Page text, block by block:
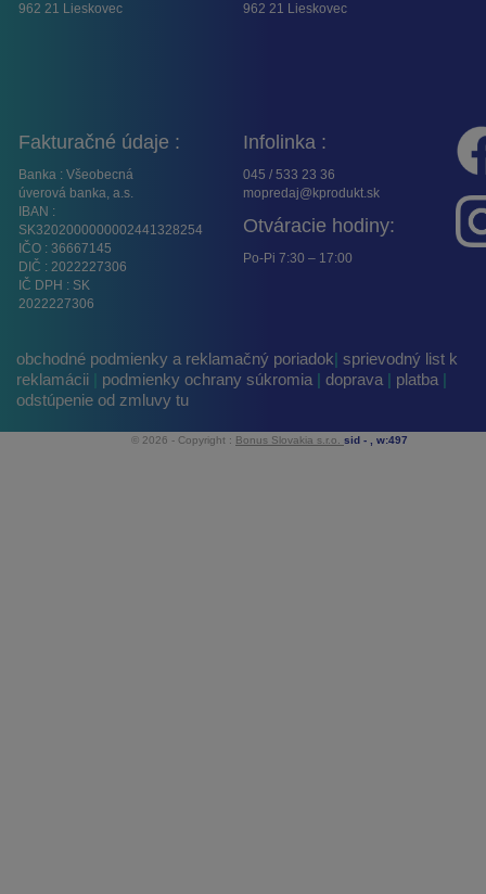
962 21 Lieskovec
962 21 Lieskovec
Fakturačné údaje :
Banka : Všeobecná
úverová banka, a.s.
IBAN :
SK3202000000002441328254
IČO : 36667145
DIČ : 2022227306
IČ DPH : SK
2022227306
Infolinka :
045 / 533 23 36
mopredaj@kprodukt.sk
Otváracie hodiny:
Po-Pi 7:30 – 17:00
obchodné podmienky a reklamačný poriadok| sprievodný list k
reklamácii
podmienky ochrany súkromia | doprava | platba |
odstúpenie od zmluvy tu
© 2026 - Copyright : Bonus Slovakia s.r.o. sid - , w:497